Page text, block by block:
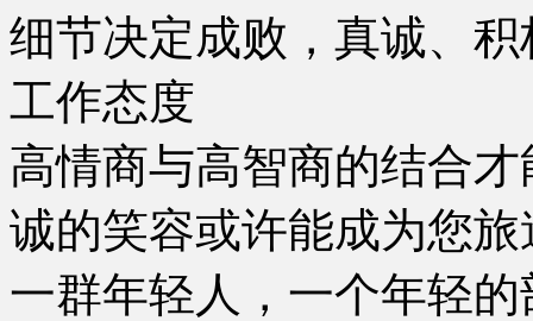
细节决定成败，真诚、
工作态度
高情商与高智商的结合
诚的笑容或许能成为您
一群年轻人，一个年轻